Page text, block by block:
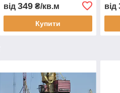
будматеріалів укриття
недобудови водостійкий
від 349₴/кв.м
Купити
від